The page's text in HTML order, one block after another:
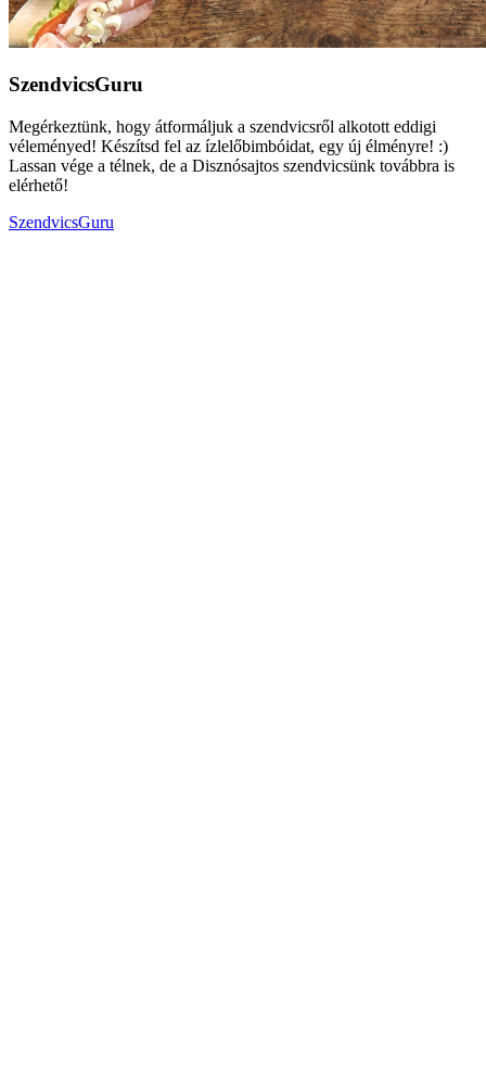
SzendvicsGuru
Megérkeztünk, hogy átformáljuk a szendvicsről alkotott eddigi
véleményed! Készítsd fel az ízlelőbimbóidat, egy új élményre! :)
Lassan vége a télnek, de a Disznósajtos szendvicsünk továbbra is
elérhető!
SzendvicsGuru